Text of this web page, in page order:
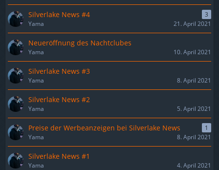
Silverlake News #4
3
Yama
21. April 2021
Neueröffnung des Nachtclubes
Yama 10. April 2021
Silverlake News #3
Yama 8. April 2021
Silverlake News #2
Yama 5. April 2021
Preise der Werbeanzeigen bei Silverlake News
1
Yama
8. April 2021
Silverlake News #1
Yama 4. April 2021